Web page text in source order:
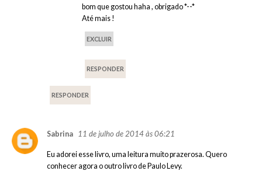
bom que gostou haha , obrigado *--*
Até mais !
EXCLUIR
RESPONDER
RESPONDER
Sabrina 11 de julho de 2014 às 06:21
Eu adorei esse livro, uma leitura muito prazerosa. Quero
conhecer agora o outro livro de Paulo Levy.